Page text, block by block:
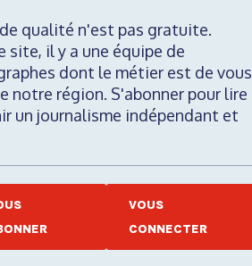
qualité n'est pas gratuite.
site, il y a une équipe de
dont le métier est de vous
notre région. S'abonner pour lire
un journalisme indépendant et
VOUS
CONNECTER